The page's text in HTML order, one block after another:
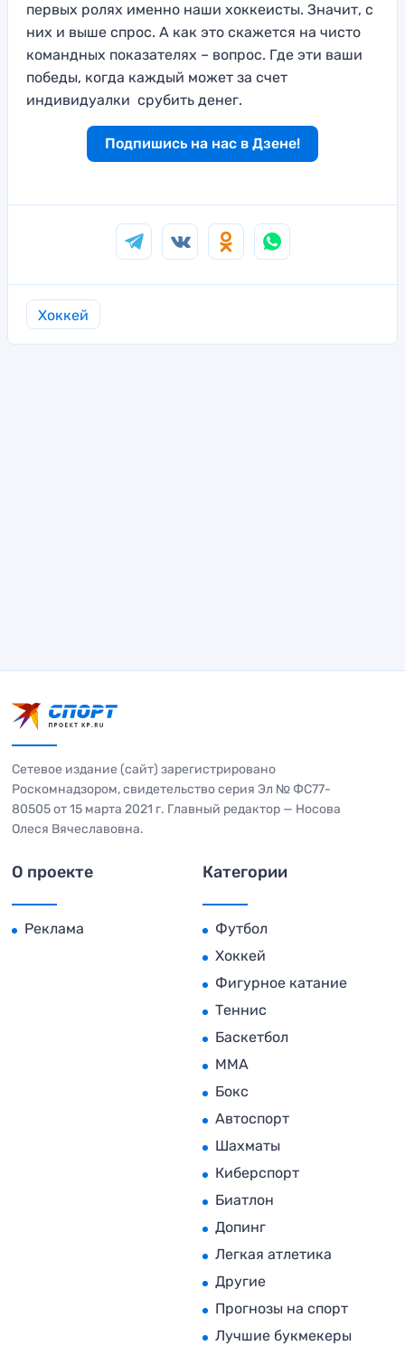
первых ролях именно наши хоккеисты. Значит, с
них и выше спрос. А как это скажется на чисто
командных показателях – вопрос. Где эти ваши
победы, когда каждый может за счет
индивидуалки срубить денег.
Подпишись на нас в Дзене!
Хоккей
Сетевое издание (сайт) зарегистрировано
Роскомнадзором, свидетельство серия Эл № ФС77-
80505 от 15 марта 2021 г. Главный редактор — Носова
Олеся Вячеславовна.
О проекте
Реклама
Категории
Футбол
Хоккей
Фигурное катание
Теннис
Баскетбол
MMA
Бокс
Автоспорт
Шахматы
Киберспорт
Биатлон
Допинг
Легкая атлетика
Другие
Прогнозы на спорт
Лучшие букмекеры